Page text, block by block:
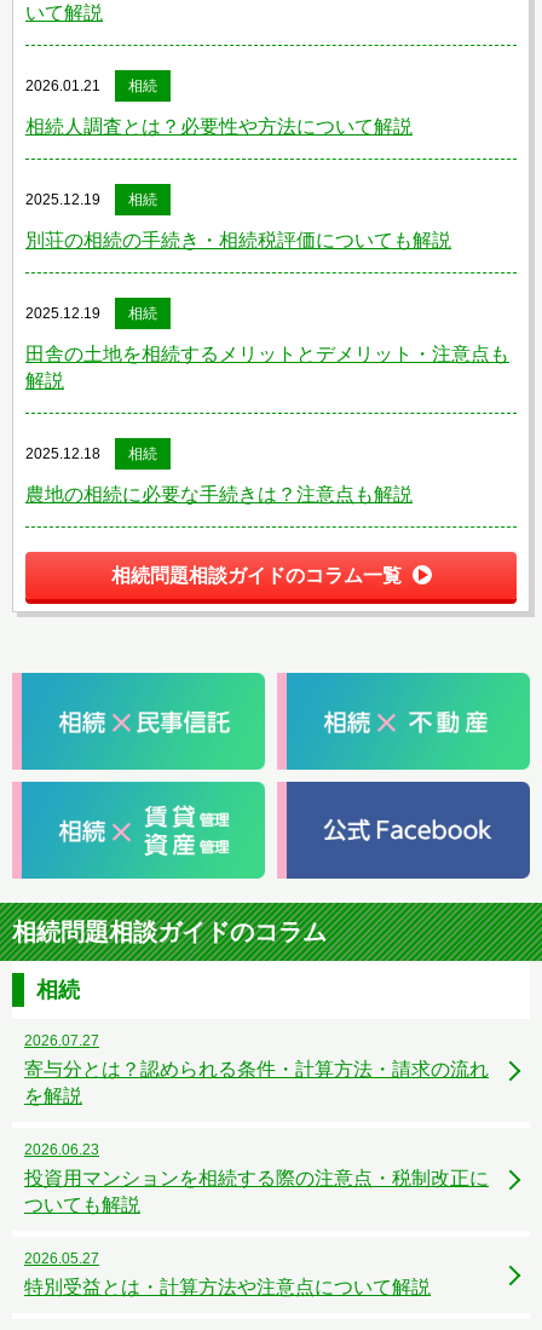
いて解説
2026.01.21 相続
相続人調査とは？必要性や方法について解説
2025.12.19 相続
別荘の相続の手続き・相続税評価についても解説
2025.12.19 相続
田舎の土地を相続するメリットとデメリット・注意点も
解説
2025.12.18 相続
農地の相続に必要な手続きは？注意点も解説
相続問題相談ガイドのコラム一覧
相続問題相談ガイドのコラム
相続
2026.07.27
寄与分とは？認められる条件・計算方法・請求の流れ
を解説
2026.06.23
投資用マンションを相続する際の注意点・税制改正に
ついても解説
2026.05.27
特別受益とは・計算方法や注意点について解説